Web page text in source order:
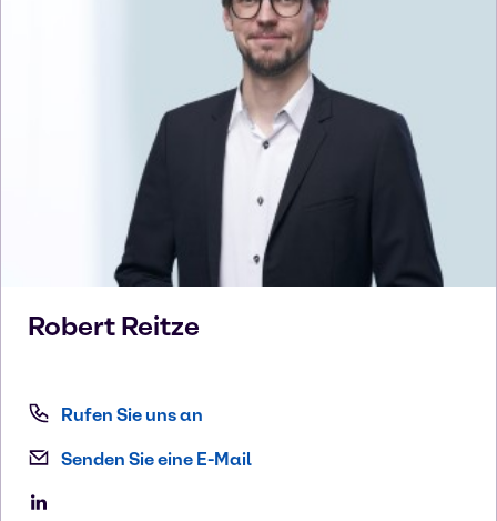
Robert Reitze
Rufen Sie uns an
Senden Sie eine E-Mail